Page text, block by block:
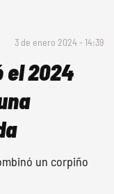
3 de enero 2024 - 14:39
el 2024
un corpiño